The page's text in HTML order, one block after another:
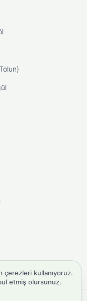
çerezleri kullanıyoruz.
etmiş olursunuz.